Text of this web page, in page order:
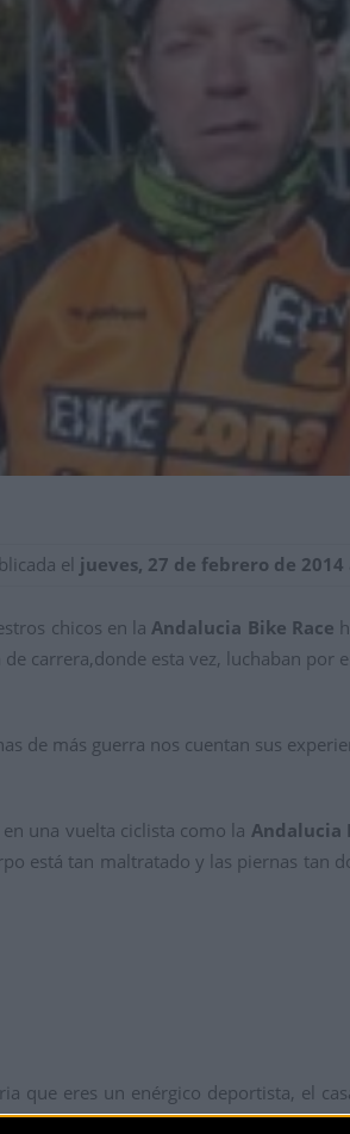
el jueves, 27 de febrero de 2014
chicos en laAndalucia Bike Race
carrera,donde esta vez, luchaban por
de más guerra nos cuentan sus
una vuelta ciclista como la Andalucia
está tan maltratado y las piernas tan
que eres un enérgico deportista, el
ni dormir. El único sitio donde te